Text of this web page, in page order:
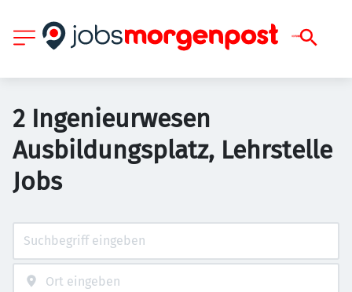
2 Ingenieurwesen
Ausbildungsplatz, Lehrstelle
Jobs